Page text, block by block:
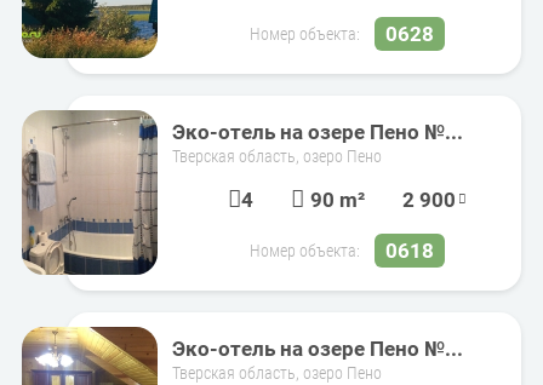
Номер объекта: 0628
Эко-отель на озере Пено №...
Тверская область, озеро Пено
4 90 m² 2 900
Номер объекта: 0618
Эко-отель на озере Пено №...
Тверская область, озеро Пено